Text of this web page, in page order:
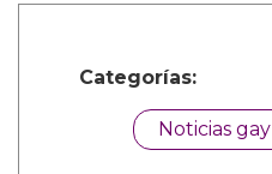
Categorías:
Noticias gay